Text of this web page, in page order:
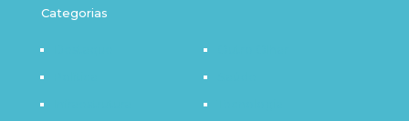
Categorias